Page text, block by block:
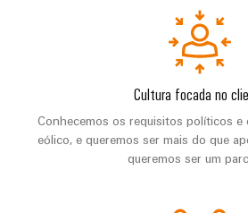
Infraestruturas
de
edifícios
Fabricante
software
Comandos
Cultura focada no
Conhecemos os requisitos políticos
eólico, e queremos ser mais do que
queremos ser um